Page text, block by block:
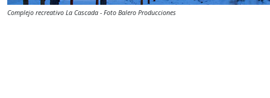
Complejo recreativo La Cascada - Foto Balero Producciones